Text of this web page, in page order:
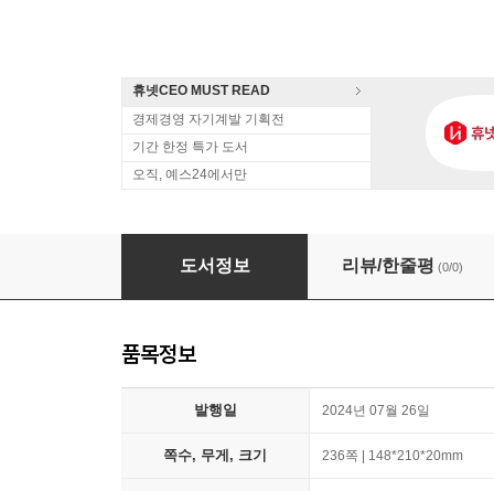
휴넷CEO MUST READ
경제경영 자기계발 기획전
기간 한정 특가 도서
오직, 예스24에서만
AI 레볼루션
도서정보 리뷰/한줄평 (0/0)
품목정보
발행일 2024년 07월 26일
쪽수, 무게, 크기 236쪽 | 148*210*20mm